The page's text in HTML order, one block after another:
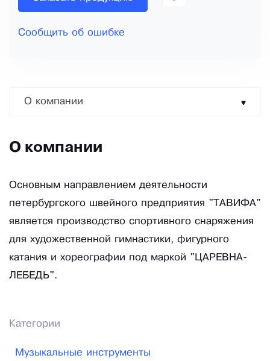
Сообщить об ошибке
О компании
О компании
Основным направлением деятельности
петербургского швейного предприятия "ТАВИФА"
является производство спортивного снаряжения
для художественной гимнастики, фигурного
катания и хореографии под маркой "ЦАРЕВНА-
ЛЕБЕДЬ".
Категории
Музыкальные инструменты